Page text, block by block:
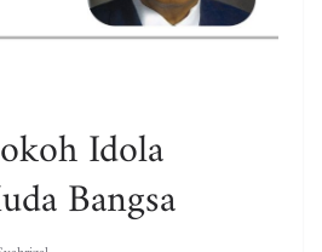
Idola
Bangsa